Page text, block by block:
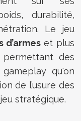
durabilité,
Le jeu
et plus
permettant des
qu'on
de l’usure des
stratégique.